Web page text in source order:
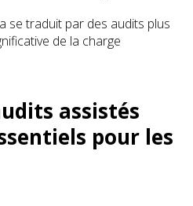
se traduit par des audits plus
de la charge
assistés
pour les